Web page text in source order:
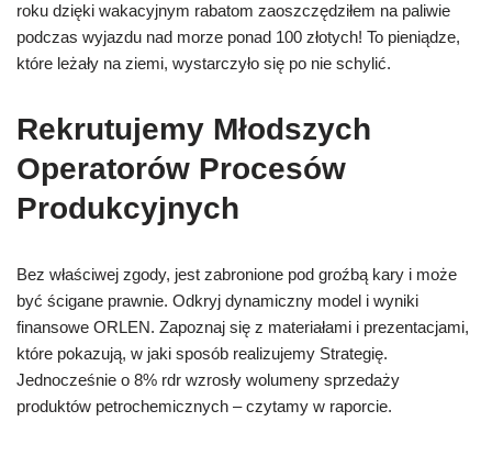
roku dzięki wakacyjnym rabatom zaoszczędziłem na paliwie
podczas wyjazdu nad morze ponad 100 złotych! To pieniądze,
które leżały na ziemi, wystarczyło się po nie schylić.
Rekrutujemy Młodszych
Operatorów Procesów
Produkcyjnych
Bez właściwej zgody, jest zabronione pod groźbą kary i może
być ścigane prawnie. Odkryj dynamiczny model i wyniki
finansowe ORLEN. Zapoznaj się z materiałami i prezentacjami,
które pokazują, w jaki sposób realizujemy Strategię.
Jednocześnie o 8% rdr wzrosły wolumeny sprzedaży
produktów petrochemicznych – czytamy w raporcie.